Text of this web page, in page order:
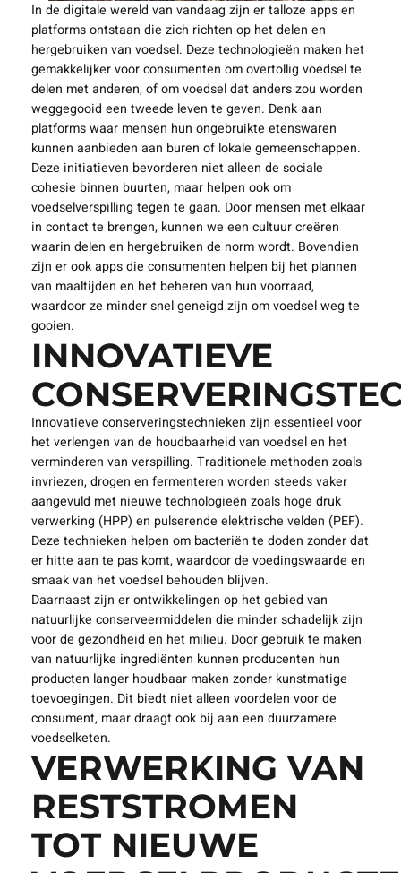
In de digitale wereld van vandaag zijn er talloze apps en
platforms ontstaan die zich richten op het delen en
hergebruiken van voedsel. Deze technologieën maken het
gemakkelijker voor consumenten om overtollig voedsel te
delen met anderen, of om voedsel dat anders zou worden
weggegooid een tweede leven te geven. Denk aan
platforms waar mensen hun ongebruikte etenswaren
kunnen aanbieden aan buren of lokale gemeenschappen.
Deze initiatieven bevorderen niet alleen de sociale
cohesie binnen buurten, maar helpen ook om
voedselverspilling tegen te gaan. Door mensen met elkaar
in contact te brengen, kunnen we een cultuur creëren
waarin delen en hergebruiken de norm wordt. Bovendien
zijn er ook apps die consumenten helpen bij het plannen
van maaltijden en het beheren van hun voorraad,
waardoor ze minder snel geneigd zijn om voedsel weg te
gooien.
INNOVATIEVE
Innovatieve conserveringstechnieken zijn essentieel voor
het verlengen van de houdbaarheid van voedsel en het
verminderen van verspilling. Traditionele methoden zoals
invriezen, drogen en fermenteren worden steeds vaker
aangevuld met nieuwe technologieën zoals hoge druk
verwerking (HPP) en pulserende elektrische velden (PEF).
Deze technieken helpen om bacteriën te doden zonder dat
er hitte aan te pas komt, waardoor de voedingswaarde en
smaak van het voedsel behouden blijven.
Daarnaast zijn er ontwikkelingen op het gebied van
natuurlijke conserveermiddelen die minder schadelijk zijn
voor de gezondheid en het milieu. Door gebruik te maken
van natuurlijke ingrediënten kunnen producenten hun
producten langer houdbaar maken zonder kunstmatige
toevoegingen. Dit biedt niet alleen voordelen voor de
consument, maar draagt ook bij aan een duurzamere
voedselketen.
VERWERKING VAN
RESTSTROMEN
TOT NIEUWE